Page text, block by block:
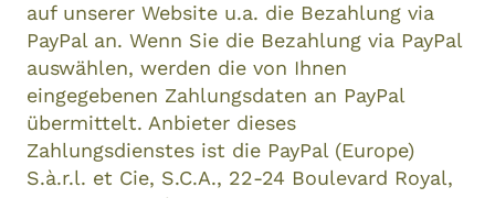
auf unserer Website u.a. die Bezahlung via
PayPal an. Wenn Sie die Bezahlung via PayPal
auswählen, werden die von Ihnen
eingegebenen Zahlungsdaten an PayPal
übermittelt. Anbieter dieses
Zahlungsdienstes ist die PayPal (Europe)
S.à.r.l. et Cie, S.C.A., 22-24 Boulevard Royal,